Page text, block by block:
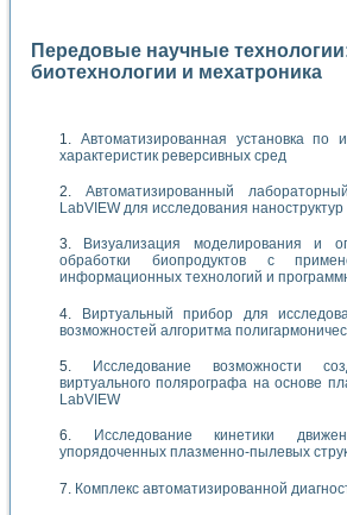
Передовые научные
биотехнологии и мехатроника
Автоматизированная установка по
характеристик реверсивных сред
Автоматизированный
LabVIEW для исследования наноструктур
Визуализация моделирования и
обработки биопродуктов с
информационных технологий и
Виртуальный прибор для
возможностей алгоритма
Исследование возможности
виртуального полярографа на основе
LabVIEW
Исследование кинетики
упорядоченных плазменно-пылевых
Комплекс автоматизированной